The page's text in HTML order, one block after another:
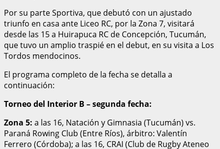
Por su parte Sportiva, que debutó con un ajustado
triunfo en casa ante Liceo RC, por la Zona 7, visitará
desde las 15 a Huirapuca RC de Concepción, Tucumán,
que tuvo un amplio traspié en el debut, en su visita a Los
Tordos mendocinos.
El programa completo de la fecha se detalla a
continuación:
Torneo del Interior B – segunda fecha:
Zona 5: a las 16, Natación y Gimnasia (Tucumán) vs.
Paraná Rowing Club (Entre Ríos), árbitro: Valentín
Ferrero (Córdoba); a las 16, CRAI (Club de Rugby Ateneo